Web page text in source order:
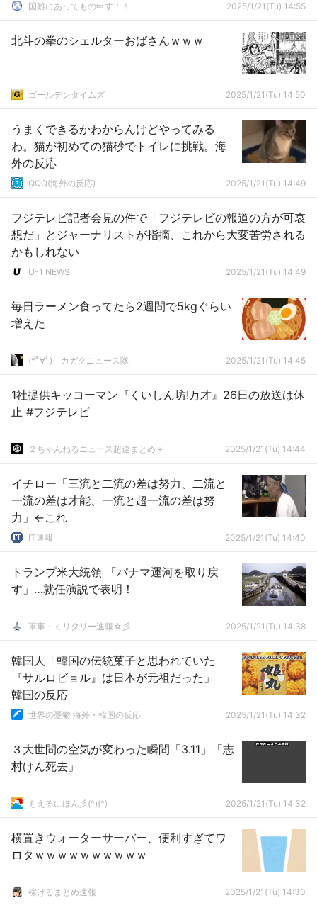
国難にあってもの申す！！ 2025/1/21(Tu) 14:55
北斗の拳のシェルターおばさんｗｗｗ
ゴールデンタイムズ 2025/1/21(Tu) 14:50
うまくできるかわからんけどやってみる
わ。猫が初めての猫砂でトイレに挑戦。海
外の反応
QQQ(海外の反応) 2025/1/21(Tu) 14:49
フジテレビ記者会見の件で「フジテレビの報道の方が可哀
想だ」とジャーナリストが指摘、これから大変苦労される
かもしれない
U-1 NEWS 2025/1/21(Tu) 14:49
毎日ラーメン食ってたら2週間で5kgぐらい
増えた
(*ﾟ∀ﾟ)ゞカガクニュース隊 2025/1/21(Tu) 14:45
1社提供キッコーマン『くいしん坊!万才』26日の放送は休
止 #フジテレビ
２ちゃんねるニュース超速まとめ＋ 2025/1/21(Tu) 14:44
イチロー「三流と二流の差は努力、二流と
一流の差は才能、一流と超一流の差は努
力」←これ
IT速報 2025/1/21(Tu) 14:40
トランプ米大統領 「パナマ運河を取り戻
す」…就任演説で表明！
軍事・ミリタリー速報☆彡 2025/1/21(Tu) 14:38
韓国人「韓国の伝統菓子と思われていた
『サルロビョル』は日本が元祖だった」
韓国の反応
世界の憂鬱 海外・韓国の反応 2025/1/21(Tu) 14:32
３大世間の空気が変わった瞬間「3.11」「志
村けん死去」
もえるにほん彡(^)(^) 2025/1/21(Tu) 14:32
横置きウォーターサーバー、便利すぎてワ
ロタｗｗｗｗｗｗｗｗｗｗ
稼げるまとめ速報 2025/1/21(Tu) 14:30